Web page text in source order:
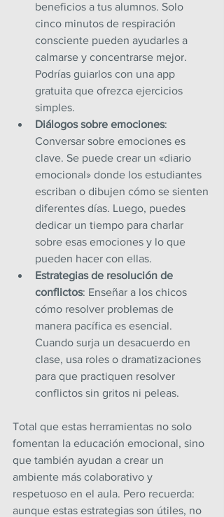
beneficios a tus alumnos. Solo
cinco minutos de respiración
consciente pueden ayudarles a
calmarse y concentrarse mejor.
Podrías guiarlos con una app
gratuita que ofrezca ejercicios
simples.
Diálogos sobre emociones:
Conversar sobre emociones es
clave. Se puede crear un «diario
emocional» donde los estudiantes
escriban o dibujen cómo se sienten
diferentes días. Luego, puedes
dedicar un tiempo para charlar
sobre esas emociones y lo que
pueden hacer con ellas.
Estrategias de resolución de
conflictos: Enseñar a los chicos
cómo resolver problemas de
manera pacífica es esencial.
Cuando surja un desacuerdo en
clase, usa roles o dramatizaciones
para que practiquen resolver
conflictos sin gritos ni peleas.
Total que estas herramientas no solo
fomentan la educación emocional, sino
que también ayudan a crear un
ambiente más colaborativo y
respetuoso en el aula. Pero recuerda:
aunque estas estrategias son útiles, no